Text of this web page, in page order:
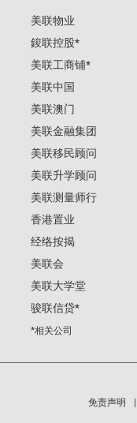
美联物业
鋑联控股*
美联工商铺*
美联中国
美联澳门
美联金融集团
美联移民顾问
美联升学顾问
美联测量师行
香港置业
经络按揭
美联会
美联大学堂
骏联信贷*
*相关公司
免责声明